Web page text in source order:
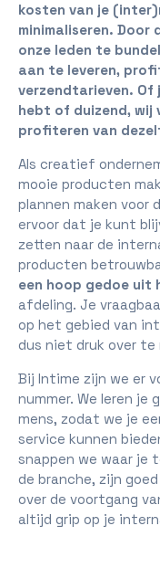
kosten van je
minimaliseren. Door
onze leden te
aan te leveren,
verzendtarieven. Of
hebt of duizend, wij
profiteren van
Als creatief
mooie producten
plannen maken voor
ervoor dat je kunt
zetten naar de
producten
een hoop gedoe uit
afdeling. Je
op het gebied van
dus niet druk over te
Bij Intime zijn we er
nummer. We leren je
mens, zodat we je
service kunnen
snappen we waar je
de branche, zijn
over de voortgang
altijd grip op je